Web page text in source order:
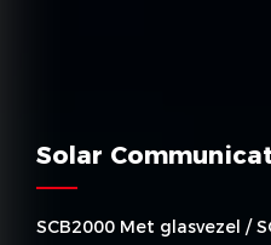
Solar
SCB2000 Met glasvezel /